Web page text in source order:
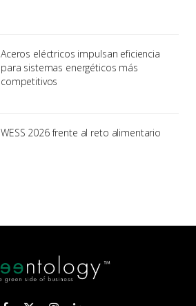
Aceros eléctricos impulsan eficiencia
para sistemas energéticos más
competitivos
WESS 2026 frente al reto alimentario